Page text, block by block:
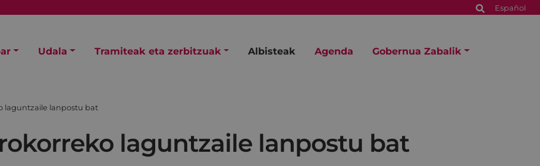
Español
Udala Tramiteak eta zerbitzuak Albisteak Agenda Gobernua Zabalik
laguntzaile lanpostu bat
laguntzaile lanpostu bat